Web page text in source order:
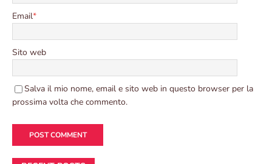
Email*
Sito web
Salva il mio nome, email e sito web in questo browser per la
prossima volta che commento.